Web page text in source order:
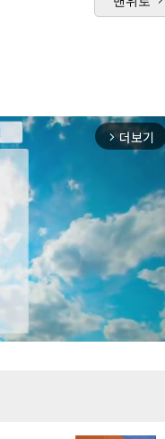
arrow_forward_ios 더보기